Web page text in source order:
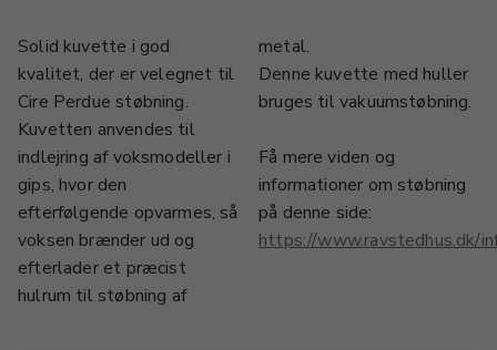
Solid kuvette i god
kvalitet, der er velegnet til
Cire Perdue støbning.
Kuvetten anvendes til
indlejring af voksmodeller i
gips, hvor den
efterfølgende opvarmes, så
voksen brænder ud og
efterlader et præcist
hulrum til støbning af
metal.
Denne kuvette med huller
bruges til vakuumstøbning.
Få mere viden og
informationer om støbning
på denne side:
https://www.ravstedhus.dk/